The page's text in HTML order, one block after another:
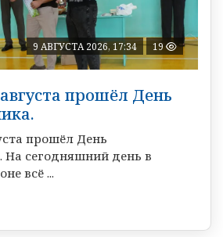
9 АВГУСТА 2026, 17:34 19
прошёл День
прошёл День
На сегодняшний день в
всё ...